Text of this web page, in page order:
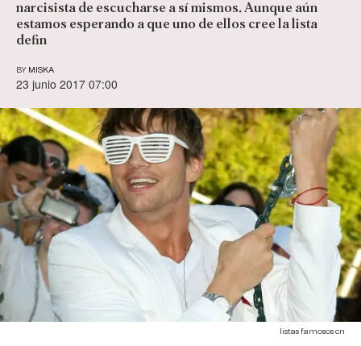
narcisista de escucharse a sí mismos. Aunque aún
estamos esperando a que uno de ellos cree la lista
defin
BY MISKA
23 junio 2017 07:00
listas famosos cn